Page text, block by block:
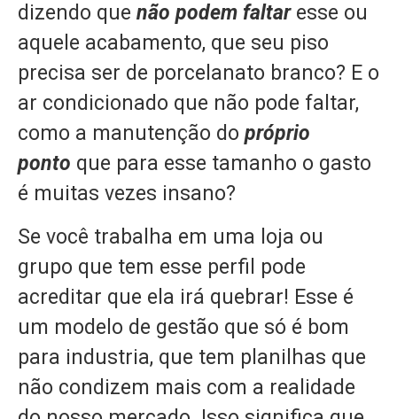
dizendo que não podem faltaresse ou
aquele acabamento, que seu piso
precisa ser de porcelanato branco? E o
ar condicionado que não pode faltar,
como a manutenção do próprio
ponto que para esse tamanho o gasto
é muitas vezes insano?
Se você trabalha em uma loja ou
grupo que tem esse perfil pode
acreditar que ela irá quebrar! Esse é
um modelo de gestão que só é bom
para industria, que tem planilhas que
não condizem mais com a realidade